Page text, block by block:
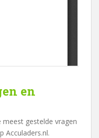
en
gestelde vragen
Acculaders.nl.